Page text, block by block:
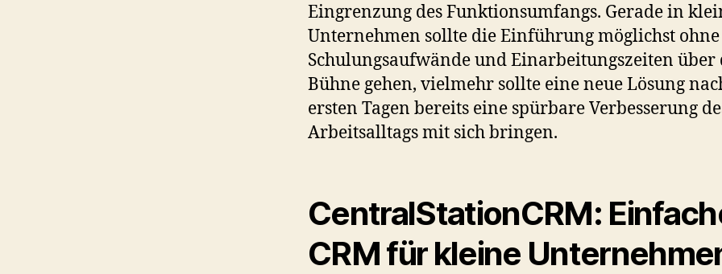
Eingrenzung des Funktionsumfangs. Gerade in
Unternehmen sollte die Einführung möglichst
Schulungsaufwände und Einarbeitungszeiten über
Bühne gehen, vielmehr sollte eine neue Lösung
ersten Tagen bereits eine spürbare Verbesserung
Arbeitsalltags mit sich bringen.
CentralStationCRM:
CRM für kleine